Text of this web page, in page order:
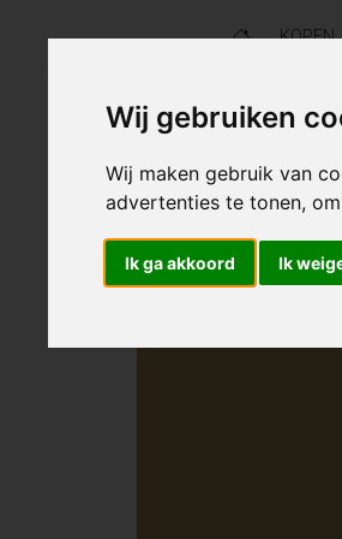
Wij gebruiken
Wij maken gebruik van
advertenties te tonen,
Ik ga akkoord Ik
KOPEN